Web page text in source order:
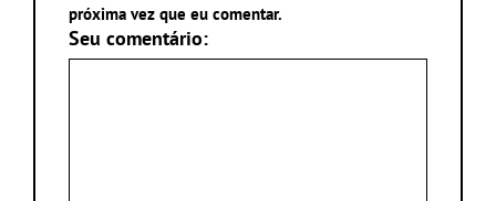
próxima vez que eu comentar.
Seu comentário: